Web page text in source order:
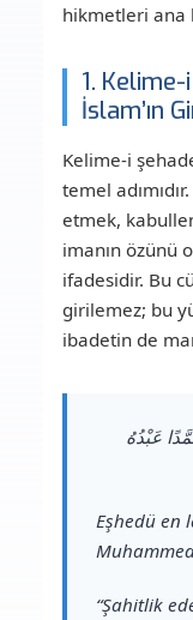
hikmetleri ana
1.
İslam’ın
Kelime-i
temel
etmek,
imanın özünü
ifadesidir. Bu
girilemez; bu
ibadetin de
عَبْدُهُ
Eşhedü en
“Şahitlik